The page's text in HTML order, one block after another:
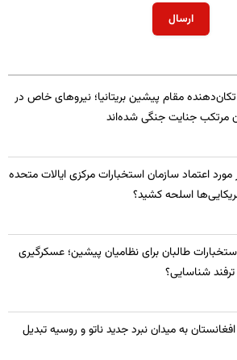
ارسال
مقام پیشین بریتانیا؛ نیروهای خاص در
مرتکب جنایت جنگی شده‌اند
اعتماد سازمان استخبارات مرکزی ایالات متحده
اسلحه کشید؟
طالبان برای نظامیان پیشین؛ عسکرگیری
ترفند شناسایی؟
به میدان نبرد جدید ناتو و روسیه تبدیل